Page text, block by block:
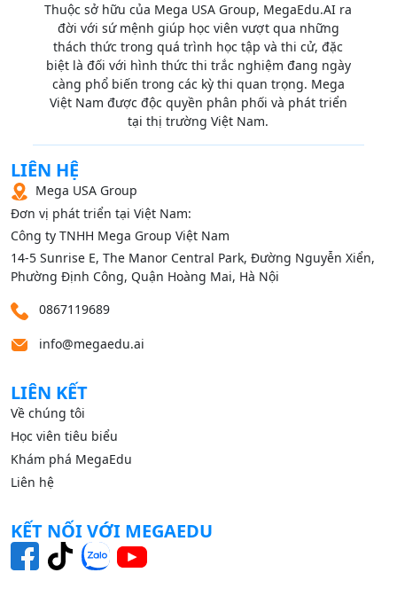
Thuộc sở hữu của Mega USA Group, MegaEdu.AI ra
đời với sứ mệnh giúp học viên vượt qua những
thách thức trong quá trình học tập và thi cử, đặc
biệt là đối với hình thức thi trắc nghiệm đang ngày
càng phổ biến trong các kỳ thi quan trọng. Mega
Việt Nam được độc quyền phân phối và phát triển
tại thị trường Việt Nam.
LIÊN HỆ
Mega USA Group
Đơn vị phát triển tại Việt Nam:
Công ty TNHH Mega Group Việt Nam
14‑5 Sunrise E, The Manor Central Park, Đường Nguyễn Xiển,
Phường Định Công, Quận Hoàng Mai, Hà Nội
0867119689
info@megaedu.ai
LIÊN KẾT
Về chúng tôi
Học viên tiêu biểu
Khám phá MegaEdu
Liên hệ
KẾT NỐI VỚI MEGAEDU